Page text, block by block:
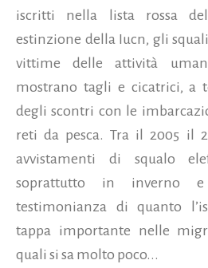
iscritti nella lista rossa
estinzione della Iucn, gli
vittime delle attività
mostrano tagli e cicatrici, a
degli scontri con le
reti da pesca. Tra il 2005 il
avvistamenti di squalo
soprattutto in inverno
testimonianza di quanto
tappa importante nelle
quali si sa molto poco...